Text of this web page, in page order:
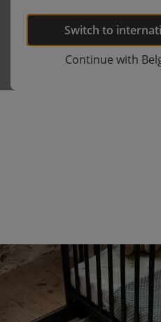
Switch to
Continue with
ONDERSCHUIFLADE
«HETRE» | 60 X 120
69,